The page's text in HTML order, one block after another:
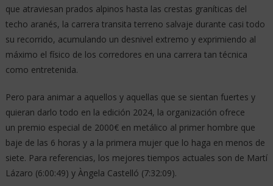
que atraviesan prados alpinos hasta las crestas graníticas del
techo aranés, la carrera transita terreno salvaje durante casi todo
su recorrido, acumulando un desnivel extremo y exprimiendo al
máximo el físico de los corredores en una carrera tan técnica
como entretenida.
Pero para animar a aquellos y aquellas que se sientan fuertes y
quieran darlo todo en la edición 2024, la organización ofrece
un premio especial de 2000€ en metálico al primer hombre que
baje de las 6 horas y a la primera mujer que lo haga en menos de
siete. Para referencias, los mejores tiempos actuales son de Martí
Lázaro (6:00:49) y Àngela Castelló (7:32:09).